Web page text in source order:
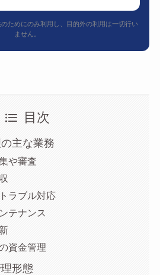
ためにのみ利用し、目的外の利用は一切行い
ません。
目次
主な業務
や審査
ラブル対応
テナンス
資金管理
形態